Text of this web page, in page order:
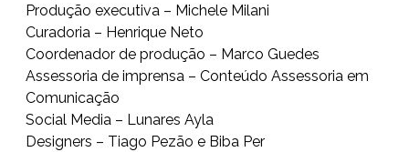
Produção executiva – Michele Milani
Curadoria – Henrique Neto
Coordenador de produção – Marco Guedes
Assessoria de imprensa – Conteúdo Assessoria em
Comunicação
Social Media – Lunares Ayla
Designers – Tiago Pezão e Biba Per